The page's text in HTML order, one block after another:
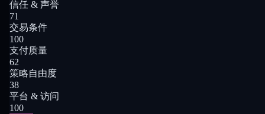
信任 & 声誉
71
交易条件
100
支付质量
62
策略自由度
38
平台 & 访问
100